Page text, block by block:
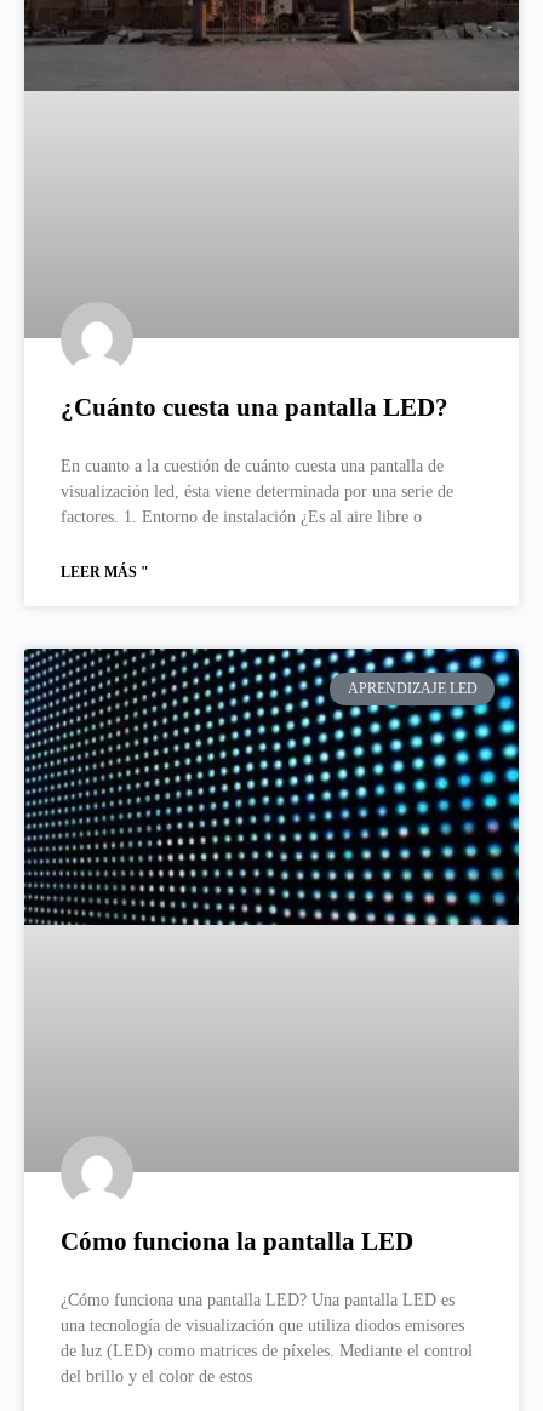
¿Cuánto cuesta una pantalla LED?
En cuanto a la cuestión de cuánto cuesta una pantalla de
visualización led, ésta viene determinada por una serie de
factores. 1. Entorno de instalación ¿Es al aire libre o
LEER MÁS "
APRENDIZAJE LED
Cómo funciona la pantalla LED
¿Cómo funciona una pantalla LED? Una pantalla LED es
una tecnología de visualización que utiliza diodos emisores
de luz (LED) como matrices de píxeles. Mediante el control
del brillo y el color de estos